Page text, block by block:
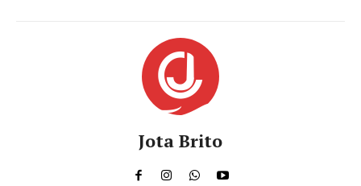
Jota Brito